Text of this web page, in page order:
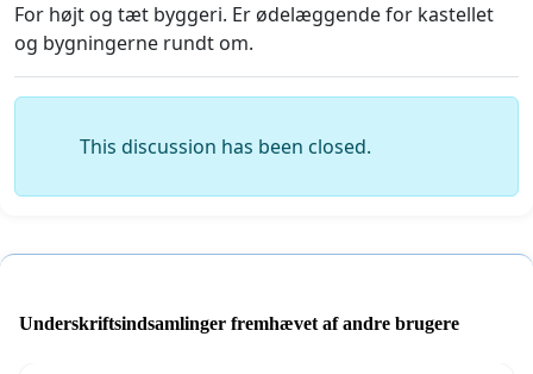
For højt og tæt byggeri. Er ødelæggende for kastellet
og bygningerne rundt om.
This discussion has been closed.
Underskriftsindsamlinger fremhævet af andre brugere